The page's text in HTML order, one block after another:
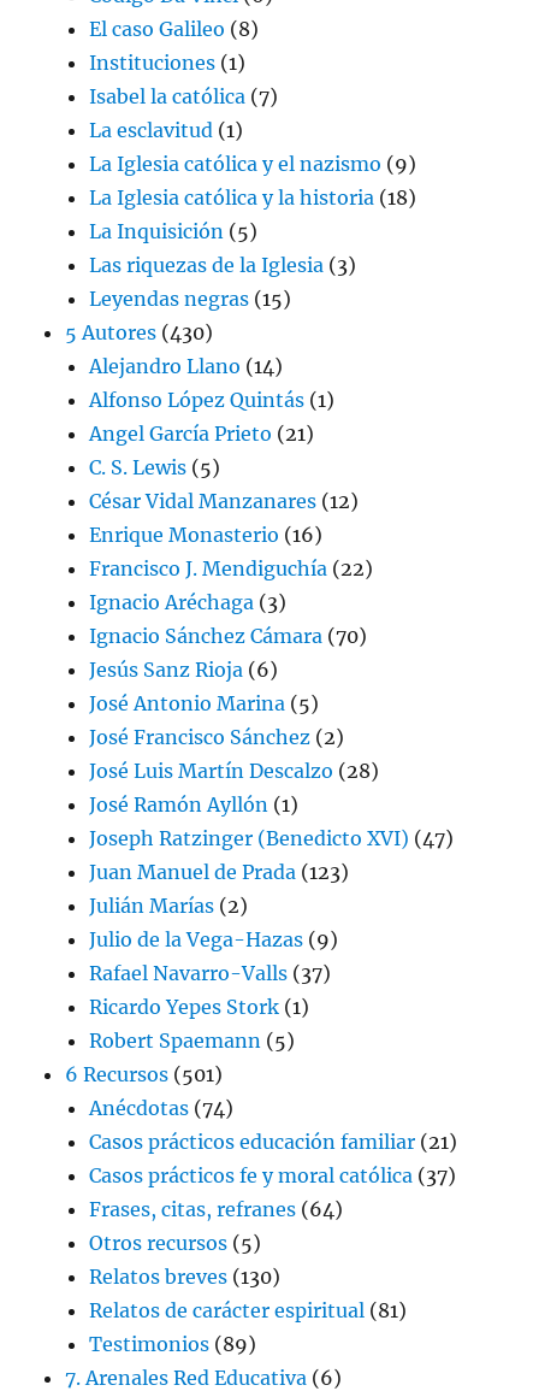
El caso Galileo (8)
Instituciones (1)
Isabel la católica (7)
La esclavitud (1)
La Iglesia católica y el nazismo (9)
La Iglesia católica y la historia (18)
La Inquisición (5)
Las riquezas de la Iglesia (3)
Leyendas negras (15)
5 Autores (430)
Alejandro Llano (14)
Alfonso López Quintás (1)
Angel García Prieto (21)
C. S. Lewis (5)
César Vidal Manzanares (12)
Enrique Monasterio (16)
Francisco J. Mendiguchía (22)
Ignacio Aréchaga (3)
Ignacio Sánchez Cámara (70)
Jesús Sanz Rioja (6)
José Antonio Marina (5)
José Francisco Sánchez (2)
José Luis Martín Descalzo (28)
José Ramón Ayllón (1)
Joseph Ratzinger (Benedicto XVI) (47)
Juan Manuel de Prada (123)
Julián Marías (2)
Julio de la Vega-Hazas (9)
Rafael Navarro-Valls (37)
Ricardo Yepes Stork (1)
Robert Spaemann (5)
6 Recursos (501)
Anécdotas (74)
Casos prácticos educación familiar (21)
Casos prácticos fe y moral católica (37)
Frases, citas, refranes (64)
Otros recursos (5)
Relatos breves (130)
Relatos de carácter espiritual (81)
Testimonios (89)
7. Arenales Red Educativa (6)